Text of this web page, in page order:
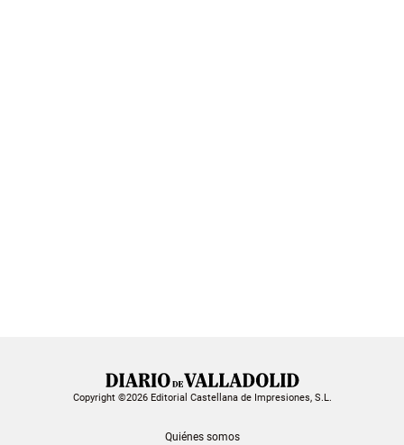
Copyright ©2026 Editorial Castellana de Impresiones, S.L.
Quiénes somos